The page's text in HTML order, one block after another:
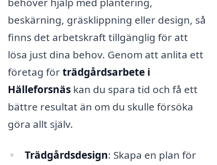
beskärning, gräsklippning eller design, så
finns det arbetskraft tillgänglig för att
lösa just dina behov. Genom att anlita ett
företag förträdgårdsarbete i
Hälleforsnäs kan du spara tid och få ett
bättre resultat än om du skulle försöka
göra allt själv.
Trädgårdsdesign: Skapa en plan för